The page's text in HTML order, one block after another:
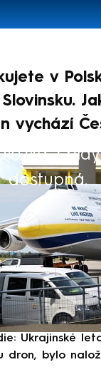
v
vychází
z
dostupná.
Ukrajinské
dron, bylo